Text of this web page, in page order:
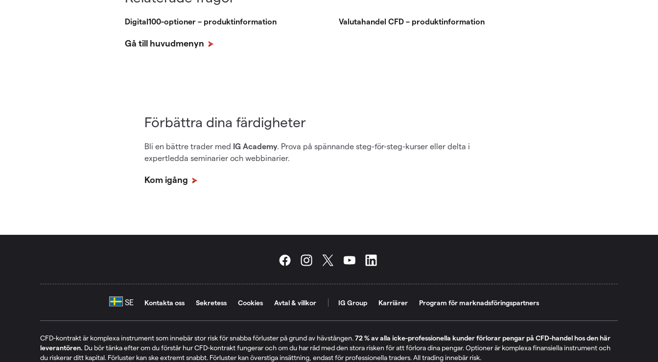
Digital100-optioner – produktinformation Valutahandel CFD – produktinformation
Gå till huvudmenyn
Förbättra dina färdigheter
Bli en bättre trader med IG Academy. Prova på spännande steg-för-steg-kurser eller delta i
expertledda seminarier och webbinarier.
Kom igång
Kontakta oss Sekretess Cookies Avtal & villkor IG Group Karriärer Program för marknadsföringspartners
CFD-kontrakt är komplexa instrument som innebär stor risk för snabba förluster på grund av hävstången.72 % av alla icke-professionella kunder förlorar pengar på CFD-handel hos den här
leverantören. Du bör tänka efter om du förstår hur CFD-kontrakt fungerar och om du har råd med den stora risken för att förlora dina pengar. Optioner är komplexa finansiella instrument och
du riskerar ditt kapital. Förluster kan ske extremt snabbt. Förluster kan överstiga insättning, endast för professionella traders. All trading innebär risk.